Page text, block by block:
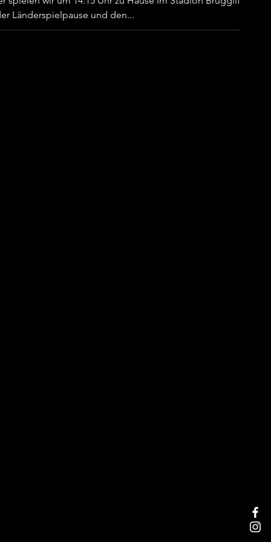
Länderspielpause und den...